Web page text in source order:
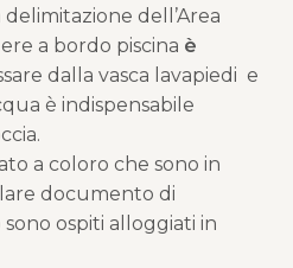
dell’Area
a bordo piscina è
dalla vasca lavapiedi e
è indispensabile
a coloro che sono in
documento di
ospiti alloggiati in